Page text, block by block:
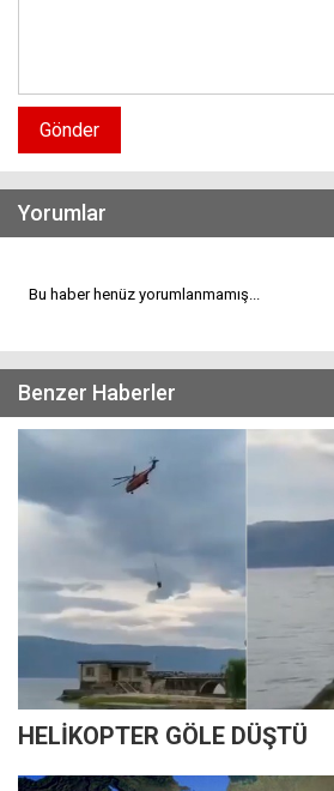
Gönder
Yorumlar
Bu haber henüz yorumlanmamış...
Benzer Haberler
HELİKOPTER GÖLE DÜŞTÜ